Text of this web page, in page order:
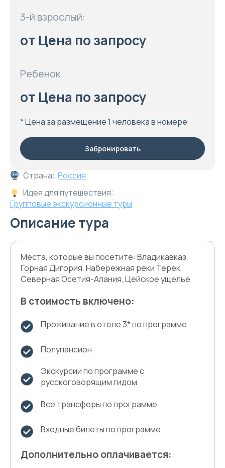
Страна: Россия
Идея для путешествия:
Групповые экскурсионные туры
Описание тура
Места, которые вы посетите: Владикавказ,
Горная Дигория, Набережная реки Терек,
Северная Осетия-Алания, Цейское ущелье
В стоимость включено:
Проживание в отеле 3* по программе
Полупансион
Экскурсии по программе с
русскоговорящим гидом
Все трансферы по программе
Входные билеты по программе
Дополнительно оплачивается:
3-й взрослый:
от Цена по запросу
Ребенок:
от Цена по запросу
* Цена за размещение 1 человека в номере
Забронировать